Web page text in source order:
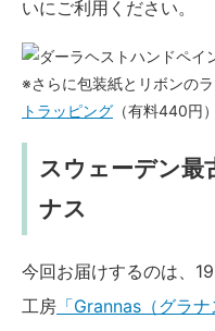
いにご利用ください。
※さらに包装紙とリボンの
トラッピング （有料440円
スウェーデン最
ナス
今回お届けするのは、
工房 「Grannas（グラナ